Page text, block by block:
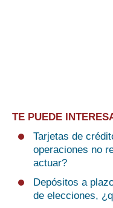
TE PUEDE
Tarjetas de
operaciones no
actuar?
Depósitos a
de elecciones,